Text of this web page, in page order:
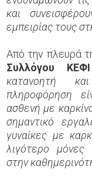
και
εμπειρίας τους
Από την πλευρά
Συλλόγου ΚΕΦΙ
κατανοητή
πληροφόρηση
ασθενή με
σημαντικό
γυναίκες με
λιγότερο μόνες
στην